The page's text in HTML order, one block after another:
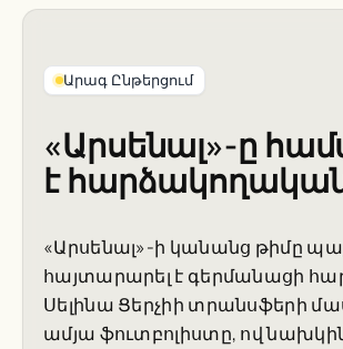
Արագ Ընթերցում
«Արսենալ»-ը
է
«Արսենալ»-ի կանանց թիմը
հայտարարել է գերմանացի
Սելինա Ցերչիի տրանսֆերի
ամյա ֆուտբոլիստը, ով